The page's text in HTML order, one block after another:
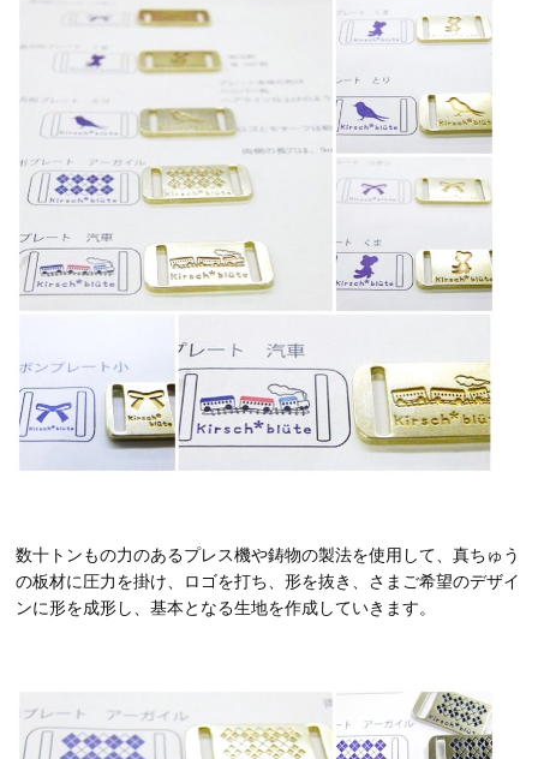
数十トンもの力のあるプレス機や鋳物の製法を使用して、真ちゅう
の板材に圧力を掛け、ロゴを打ち、形を抜き、さまご希望のデザイ
ンに形を成形し、基本となる生地を作成していきます。